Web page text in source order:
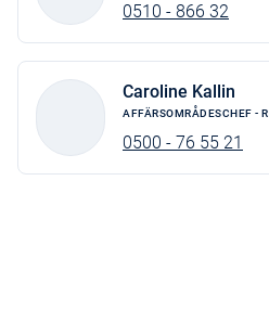
Autobroms AEBS
Aktiv filhållningsassist
Plastmatta i hytt
Intelligent speed assist
Trådlös smartphonespeglin
0510 - 866 32
Caroline Kallin
AFFÄRSOMRÅDESCHEF -
0500 - 76 55 21